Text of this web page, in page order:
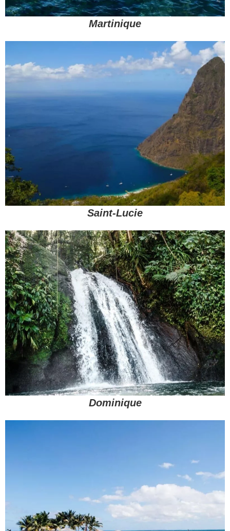
Martinique
Saint-Lucie
Dominique